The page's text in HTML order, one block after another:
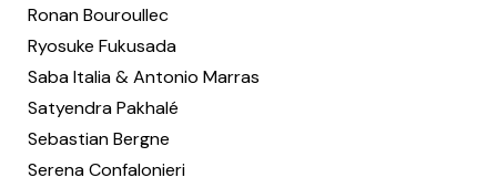
Ronan Bouroullec
Ryosuke Fukusada
Saba Italia & Antonio Marras
Satyendra Pakhalé
Sebastian Bergne
Serena Confalonieri